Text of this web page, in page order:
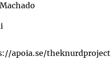
apoia.se/theknurdproject